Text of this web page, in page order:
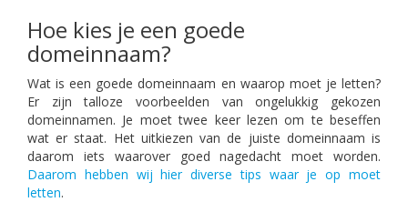
Hoe kies je een goede
domeinnaam?
Wat is een goede domeinnaam en waarop moet je letten?
Er zijn talloze voorbeelden van ongelukkig gekozen
domeinnamen. Je moet twee keer lezen om te beseffen
wat er staat. Het uitkiezen van de juiste domeinnaam is
daarom iets waarover goed nagedacht moet worden.
Daarom hebben wij hier diverse tips waar je op moet
letten.